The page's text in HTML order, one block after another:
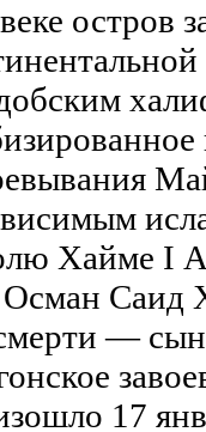
остров
Хайме I
Саид
—
17